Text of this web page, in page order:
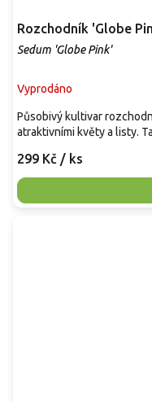
Rozchodník 'Globe
Sedum 'Globe Pink'
Vyprodáno
299 Kč / ks
Působivý kultivar
atraktivními květy a listy.